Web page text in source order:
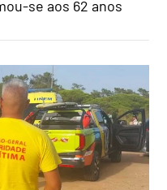
se aos 62 anos